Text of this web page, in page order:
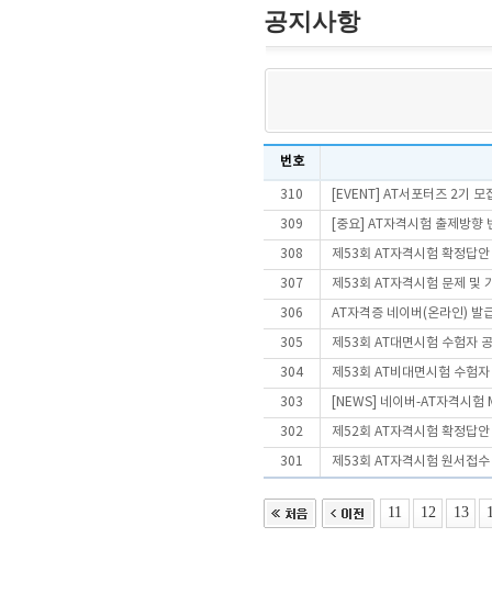
공지사항
번호
310 [EVENT] AT서포터즈 2기 모
309 [중요] AT자격시험 출제방향
308 제53회 AT자격시험 확정답
307 제53회 AT자격시험 문제 및
306 AT자격증 네이버(온라인) 발
305 제53회 AT대면시험 수험자
304 제53회 AT비대면시험 수험
303 [NEWS] 네이버-AT자격시험
302 제52회 AT자격시험 확정답
301 제53회 AT자격시험 원서접
11 12 13